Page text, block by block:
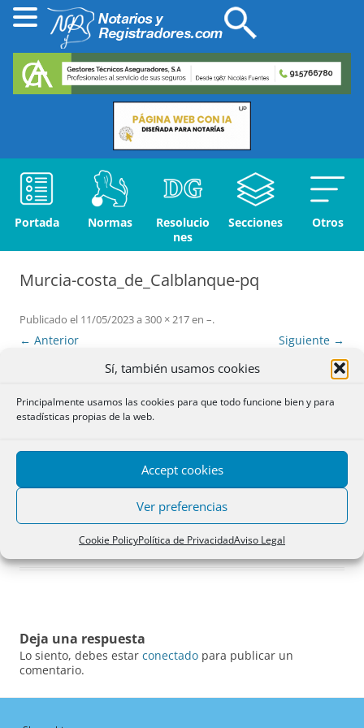
Sí, también usamos cookies
Principalmente usamos las cookies para que todo funcione bien y para
estadísticas propias de la web.
Accept cookies
Ver preferencias
Cookie PolicyPolítica de PrivacidadAviso Legal
Portada Normas
Resolucio
nes
Secciones Otros
Murcia-costa_de_Calblanque-pq
Publicado el 11/05/2023a 300 × 217en –.
← Anterior Siguiente →
Deja una respuesta
Lo siento, debes estar conectado para publicar un
comentario.